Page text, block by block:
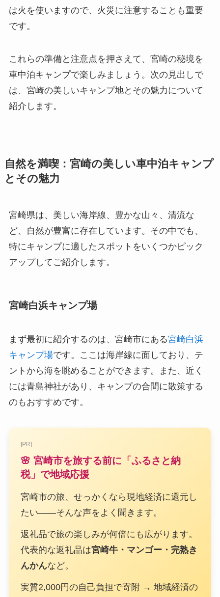
は火を使いますので、火災に注意することも重要
です。
これらの準備と注意点を押さえて、宮崎の秘境を
車中泊キャンプで楽しみましょう。次の見出しで
は、宮崎の美しいキャンプ地とその魅力について
紹介します。
自然を満喫：宮崎の美しい車中泊キャンプ
とその魅力
宮崎県は、美しい海岸線、豊かな山々、清流な
ど、自然が豊富に存在しています。その中でも、
特にキャンプに適したスポットをいくつかピック
アップしてご紹介します。
宮崎白浜キャンプ場
まず最初に紹介するのは、宮崎市にある宮崎白浜
キャンプ場です。ここは海岸線に面しており、テ
ントから海を眺めることができます。また、近く
には青島神社があり、キャンプの合間に散策する
のもおすすめです。
[PR]
🌸 宮崎市を旅する前に「ふるさと納
税」で地域応援
宮崎市の旅、せっかくなら現地経済に還元し
たい——そんな声をよく聞きます。
返礼品で旅の楽しみが何倍にも広がります。
代表的な返礼品は宮崎牛・マンゴー・完熟き
んかんなど。
実質2,000円の自己負担で寄附 → 地域経済の